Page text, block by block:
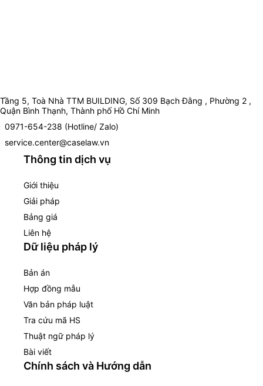
Tầng 5, Toà Nhà TTM BUILDING, Số 309 Bạch Đằng , Phường 2 ,
Quận Bình Thạnh, Thành phố Hồ Chí Minh
0971-654-238 (Hotline/ Zalo)
service.center@caselaw.vn
Thông tin dịch vụ
Giới thiệu
Giải pháp
Bảng giá
Liên hệ
Dữ liệu pháp lý
Bản án
Hợp đồng mẫu
Văn bản pháp luật
Tra cứu mã HS
Thuật ngữ pháp lý
Bài viết
Chính sách và Hướng dẫn